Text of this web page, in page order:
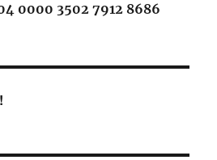
0000 3502 7912 8686